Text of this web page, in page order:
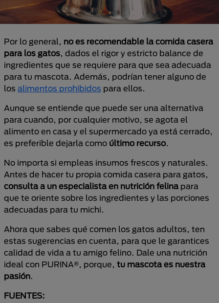
Por lo general, no es recomendable la comida casera
para los gatos, dados el rigor y estricto balance de
ingredientes que se requiere para que sea adecuada
para tu mascota. Además, podrían tener alguno de
los alimentos prohibidos para ellos.
Aunque se entiende que puede ser una alternativa
para cuando, por cualquier motivo, se agota el
alimento en casa y el supermercado ya está cerrado,
es preferible dejarla como último recurso.
No importa si empleas insumos frescos y naturales.
Antes de hacer tu propia comida casera para gatos,
consulta a un especialista en nutrición felina para
que te oriente sobre los ingredientes y las porciones
adecuadas para tu michi.
Ahora que sabes qué comen los gatos adultos, ten
estas sugerencias en cuenta, para que le garantices
calidad de vida a tu amigo felino. Dale una nutrición
ideal con PURINA®, porque, tu mascota es nuestra
pasión.
FUENTES: